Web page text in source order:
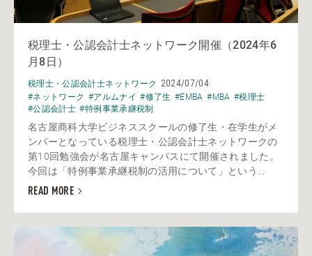
税理士・公認会計士ネットワーク開催（2024年6
月8日）
税理士・公認会計士ネットワーク 2024/07/04
#ネットワーク #アルムナイ #修了生 #EMBA #MBA #税理士
#公認会計士 #特例事業承継税制
名古屋商科大学ビジネススクールの修了生・在学生がメ
ンバーとなっている税理士・公認会計士ネットワークの
第10回勉強会が名古屋キャンパスにて開催されました。
今回は「特例事業承継税制の活用について」という...
READ MORE